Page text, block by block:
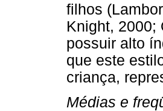
filhos
Knight, 2000;
possuir alto
que este
criança,
Médias e